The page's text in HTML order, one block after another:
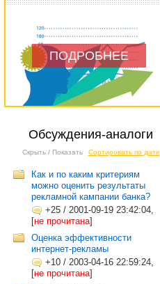
ПОДРОБНЕЕ
Обсуждения-аналоги
Скрыть / Показать Сортировать по дате
Как и по каким критериям
можно оценить результаты
рекламной кампании банка?
+25 / 2001-09-19 23:42:04,
[не прочитана]
Оценка эффективности
интернет-рекламы
+10 / 2003-04-16 22:59:24,
[не прочитана]